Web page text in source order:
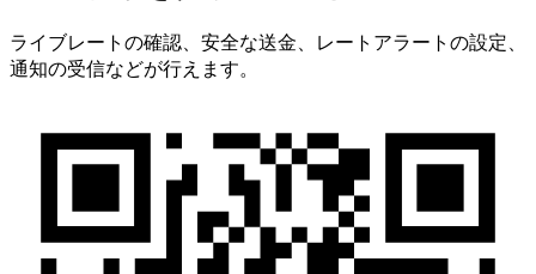
ライブレートの確認、安全な送金、レートアラートの設定、
通知の受信などが行えます。